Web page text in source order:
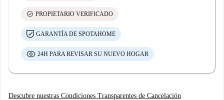
check_circle PROPIETARIO VERIFICADO
GARANTÍA DE SPOTAHOME
24H PARA REVISAR SU NUEVO HOGAR
Descubre nuestras Condiciones Transparentes de Cancelación